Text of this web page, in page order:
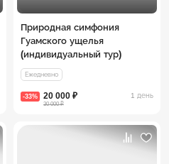
Природная симфония
Гуамского ущелья
(индивидуальный тур)
Ежедневно
-33% 20 000 ₽
30 000 ₽
1 день